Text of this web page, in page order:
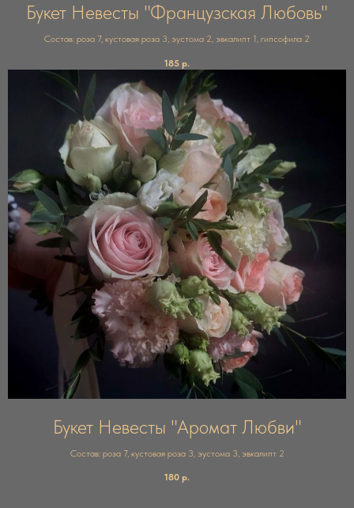
Букет Невесты "Французская Любовь"
Состав: роза 7, кустовая роза 3, эустома 2, эвкалипт 1, гипсофила 2
185 р.
Букет Невесты "Аромат Любви"
Состав: роза 7, кустовая роза 3, эустома 3, эвкалипт 2
180 р.